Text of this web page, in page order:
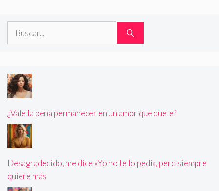
Buscar:
¿Vale la pena permanecer en un amor que duele?
Desagradecido, me dice «Yo no te lo pedí», pero siempre
quiere más